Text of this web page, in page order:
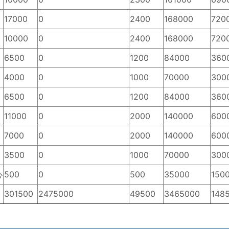
17000
0 2400 168000
10000
0 2400 168000
6500
0 1200 84000
4000
0 1000 70000
6500
0 1200 84000
11000
0 2000 140000
7000
0 2000 140000
3500
0 1000 70000
500 0 500 35000
301500 2475000 49500 3465000